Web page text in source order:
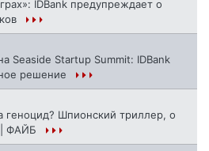
IDBank предупреждает о
Seaside Startup Summit: IDBank
решение
геноцид? Шпионский триллер, о
| ФАЙБ